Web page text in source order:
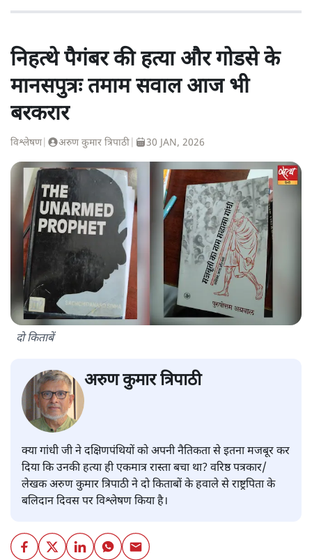
निहत्थे पैगंबर की हत्या और गोडसे के
मानसपुत्रः तमाम सवाल आज भी
बरकरार
विश्लेषण| अरुण कुमार त्रिपाठी 30 JAN, 2026
दो किताबें
अरुण कुमार त्रिपाठी
क्या गांधी जी ने दक्षिणपंथियों को अपनी नैतिकता से इतना मजबूर कर
दिया कि उनकी हत्या ही एकमात्र रास्ता बचा था? वरिष्ठ पत्रकार/
लेखक अरुण कुमार त्रिपाठी ने दो किताबों के हवाले से राष्ट्रपिता के
बलिदान दिवस पर विश्लेषण किया है।